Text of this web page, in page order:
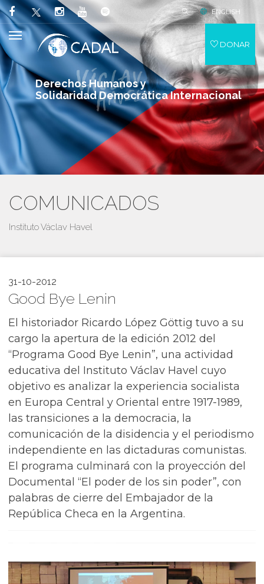
Derechos Humanos y
Solidaridad Democrática Internacional
ENGLISH
DONAR
COMUNICADOS
Instituto Václav Havel
31-10-2012
Good Bye Lenin
El historiador Ricardo López Göttig tuvo a su
cargo la apertura de la edición 2012 del
“Programa Good Bye Lenin”, una actividad
educativa del Instituto Václav Havel cuyo
objetivo es analizar la experiencia socialista
en Europa Central y Oriental entre 1917-1989,
las transiciones a la democracia, la
comunicación de la disidencia y el periodismo
independiente en las dictaduras comunistas.
El programa culminará con la proyección del
Documental “El poder de los sin poder”, con
palabras de cierre del Embajador de la
República Checa en la Argentina.